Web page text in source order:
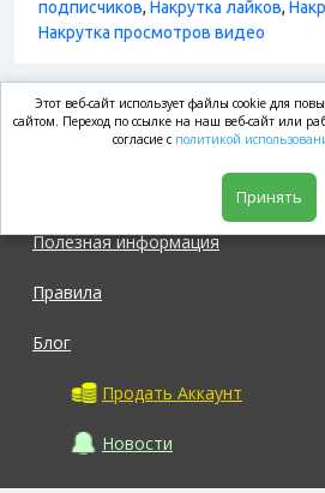
подписчиков, Накрутка лайков,
Накрутка просмотров видео
market.com
Полезная информация
Правила
Блог
Продать Аккаунт
Новости
Этот веб-сайт использует файлы cookie для
сайтом. Переход по ссылке на наш веб-сайт или
согласие с политикой
Принять